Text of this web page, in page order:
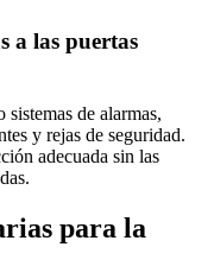
a las puertas
de alarmas,
y rejas de seguridad.
adecuada sin las
para la